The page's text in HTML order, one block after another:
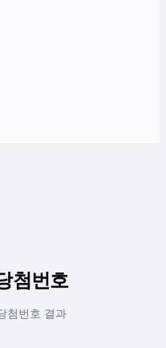
첨번호
첨번호 결과